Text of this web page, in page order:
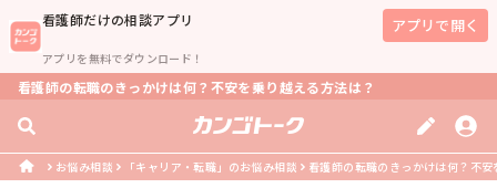
看護師だけの相談アプリ
アプリを無料でダウンロード！
アプリで開く
看護師の転職のきっかけは何？不安を乗り越える方法は？
お悩み相談 「キャリア・転職」のお悩み相談 看護師の転職のきっかけは何？不